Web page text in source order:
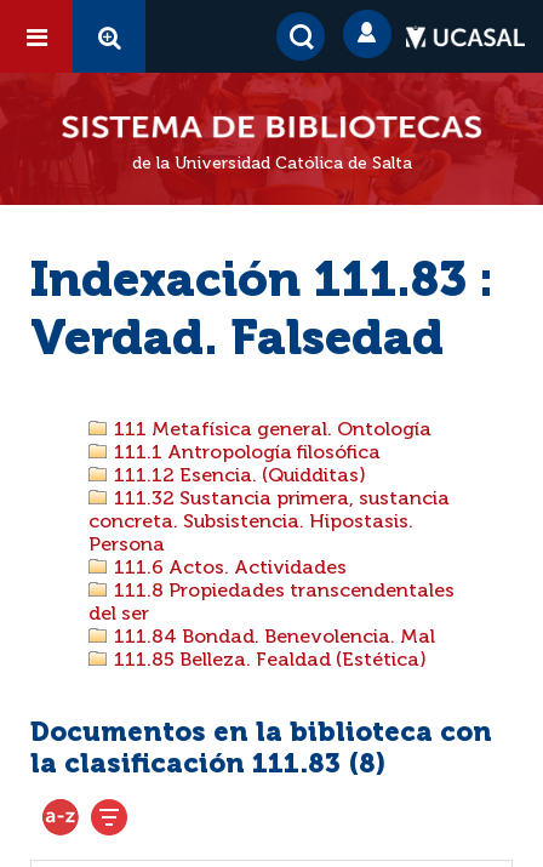
de la Universidad Católica de Salta
Indexación 111.83 :
Verdad. Falsedad
111 Metafísica general. Ontología
111.1 Antropología filosófica
111.12 Esencia. (Quidditas)
111.32 Sustancia primera, sustancia
concreta. Subsistencia. Hipostasis.
Persona
111.6 Actos. Actividades
111.8 Propiedades transcendentales
del ser
111.84 Bondad. Benevolencia. Mal
111.85 Belleza. Fealdad (Estética)
Documentos en la biblioteca con
la clasificación 111.83 (8)